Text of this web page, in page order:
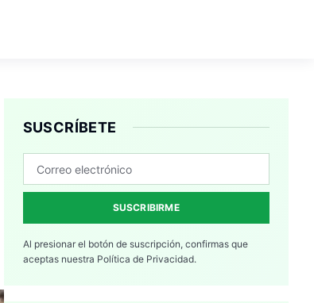
SUSCRÍBETE
SUSCRIBIRME
Al presionar el botón de suscripción, confirmas que
aceptas nuestra Política de Privacidad.